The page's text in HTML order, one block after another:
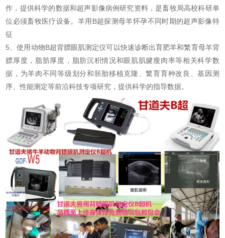
作，提供科学的数据和超声影像病例研究资料，是畜牧局高校科研单
位必须畜牧医疗设备。羊用B超探测母羊怀孕不同时期的超声影像特
征
5、使用动物B超背膘眼肌测定仪可以快速诊断出育肥羊和繁育母羊背
膘厚度，脂肪厚度，脂肪沉积情况和眼肌肌腱瘦肉率等相关科学数
据，为羊肉不同等级划分和胚胎移植克隆、繁育育种改良、基因测
序、性能测定等前沿科技专项研究，提供科学的指导数据。